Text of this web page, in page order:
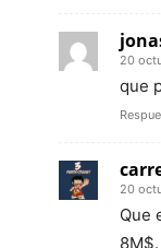
20
que
20
Que